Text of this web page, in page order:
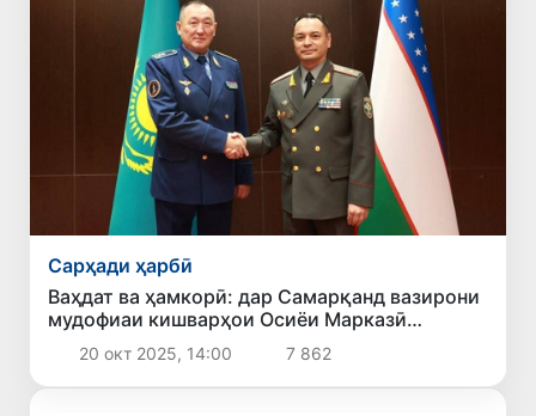
Сарҳади ҳарбӣ
Ваҳдат ва ҳамкорӣ: дар Самарқанд вазирони
мудофиаи кишварҳои Осиёи Марказӣ
мулоқот карданд
20 окт 2025, 14:00 7 862